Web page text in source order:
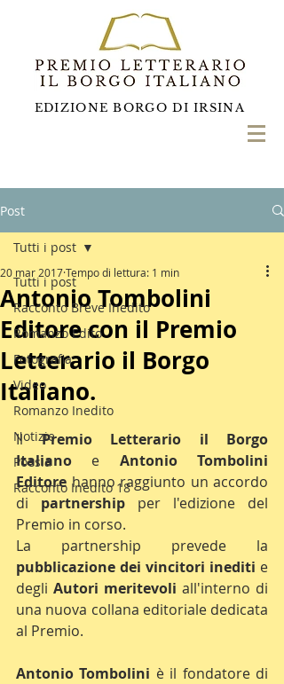
EDIZIONE BORGO DI IRSINA
Post
Tutti i post
Racconto Breve Inedito
Romanzo Edito
Fotografia
Video
Romanzo Inedito
Notizie
Poesia
Racconto Inedito 18
Tutti i post
Antonio Tombolini
Editore con il Premio
Letterario il Borgo
Italiano.
20 mar 2017Tempo di lettura: 1 min
Il Premio Letterario il Borgo
Italiano e Antonio Tombolini
Editore hanno raggiunto un accordo
di partnership per l'edizione del
Premio in corso.
pubblicazione dei vincitori inediti e
degli Autori meritevoli all'interno di
una nuova collana editoriale dedicata
al Premio.
Antonio Tombolini